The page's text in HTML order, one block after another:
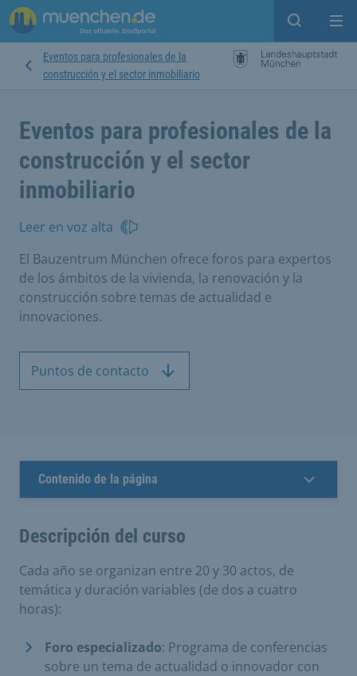
Open
Eventos para profesionales de la
construcción y el sector inmobiliario
Eventos para profesionales de la
construcción y el sector
inmobiliario
Leer en voz alta
El Bauzentrum München ofrece foros para expertos
de los ámbitos de la vivienda, la renovación y la
construcción sobre temas de actualidad e
innovaciones.
Puntos de contacto
Contenido de la página
Descripción del curso
Cada año se organizan entre 20 y 30 actos, de
temática y duración variables (de dos a cuatro
horas):
Foro especializado: Programa de conferencias
sobre un tema de actualidad o innovador con